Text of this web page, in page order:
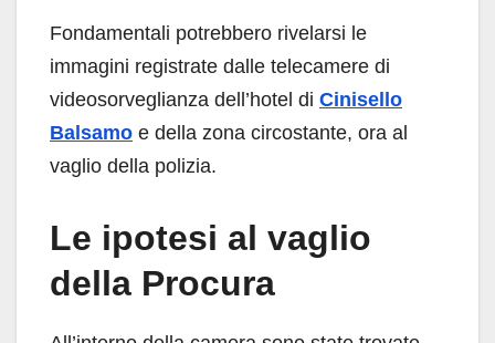
Fondamentali potrebbero rivelarsi le
immagini registrate dalle telecamere di
videosorveglianza dell’hotel di Cinisello
Balsamo e della zona circostante, ora al
vaglio della polizia.
Le ipotesi al vaglio
della Procura